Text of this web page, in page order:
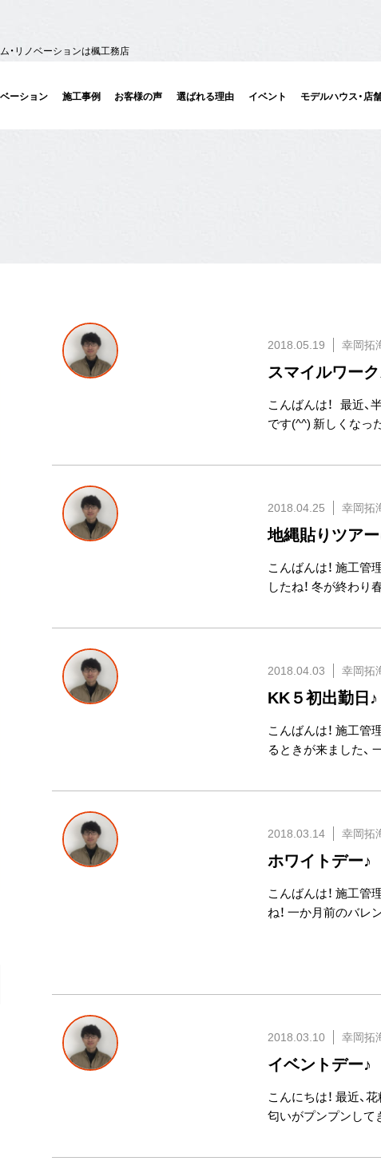
・リノベーションは楓工務店
ーション 施工事例 お客様の声 選ばれる理由 イベント モデルハウス・店
2018.05.19 幸岡拓
スマイルワー
こんばんは！ 最近
です(^^) 新しくなっ
2018.04.25 幸岡拓
地縄貼りツア
こんばんは！ 施工
したね！ 冬が終わ
2018.04.03 幸岡拓
KK５初出勤日♪
こんばんは！ 施工
るときが来ました、
2018.03.14 幸岡拓
ホワイトデー♪
こんばんは！ 施工
ね！ 一か月前のバ
2018.03.10 幸岡拓
イベントデー♪
こんにちは！ 最近、
匂いがプンプンして